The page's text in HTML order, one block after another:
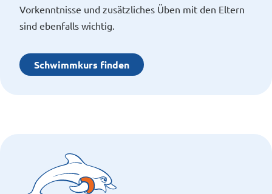
Vorkenntnisse und zusätzliches Üben mit den Eltern
sind ebenfalls wichtig.
Schwimmkurs finden